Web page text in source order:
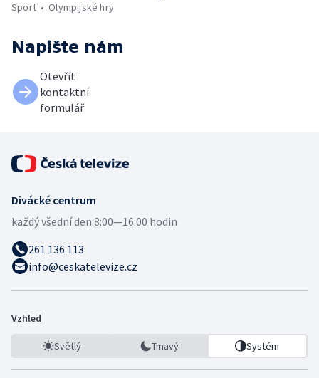
Sport
Olympijské hry
Napište nám
Otevřít
kontaktní
formulář
Divácké centrum
každý všední den:8:00—16:00 hodin
261 136 113
info@ceskatelevize.cz
Vzhled
Světlý Tmavý Systém